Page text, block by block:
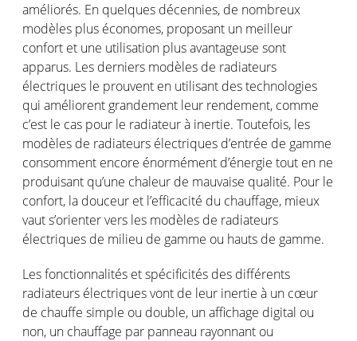
améliorés. En quelques décennies, de nombreux
modèles plus économes, proposant un meilleur
confort et une utilisation plus avantageuse sont
apparus. Les derniers modèles de radiateurs
électriques le prouvent en utilisant des technologies
qui améliorent grandement leur rendement, comme
c’est le cas pour le radiateur à inertie. Toutefois, les
modèles de radiateurs électriques d’entrée de gamme
consomment encore énormément d’énergie tout en ne
produisant qu’une chaleur de mauvaise qualité. Pour le
confort, la douceur et l’efficacité du chauffage, mieux
vaut s’orienter vers les modèles de radiateurs
électriques de milieu de gamme ou hauts de gamme.
Les fonctionnalités et spécificités des différents
radiateurs électriques vont de leur inertie à un cœur
de chauffe simple ou double, un affichage digital ou
non, un chauffage par panneau rayonnant ou